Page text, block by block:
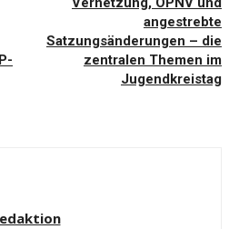
angestrebte
Satzungsänderungen – die
zentralen Themen im
Jugendkreistag